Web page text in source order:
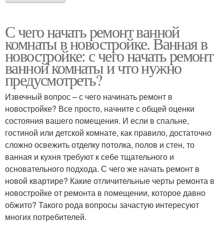
С чего начать ремонт ванной
комнаты в новостройке. Ванная в
новостройке: с чего начать ремонт
ванной комнаты и что нужно
предусмотреть?
Извечный вопрос – с чего начинать ремонт в
новостройке? Все просто, начните с общей оценки
состояния вашего помещения. И если в спальне,
гостиной или детской комнате, как правило, достаточно
сложно освежить отделку потолка, полов и стен, то
ванная и кухня требуют к себе тщательного и
основательного подхода. С чего же начать ремонт в
новой квартире? Какие отличительные черты ремонта в
новостройке от ремонта в помещении, которое давно
обжито? Такого рода вопросы зачастую интересуют
многих потребителей.